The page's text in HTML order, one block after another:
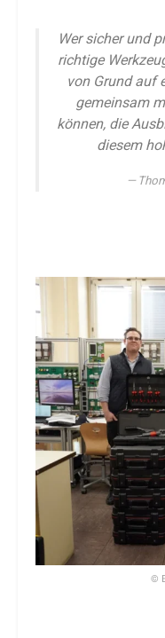
Wer sicher und
richtige
von Grund auf
gemeinsam
können, die
diesem
©